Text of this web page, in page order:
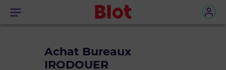
Menu
Achat Bureaux
IRODOUER